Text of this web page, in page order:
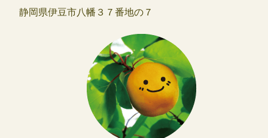
静岡県伊豆市八幡３７番地の７